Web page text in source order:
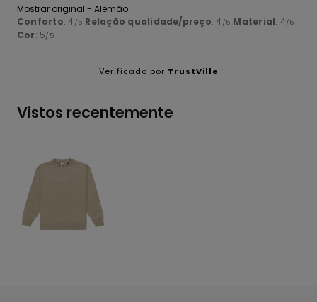
Mostrar original - Alemão
Conforto: 4 /5 Relação qualidade/preço: 4 /5 Material: 4/5
Cor: 5/5
Verificado por TrustVille
Vistos recentemente